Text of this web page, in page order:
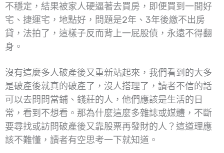
不穩定，結果被家人硬逼著去買房，即便買到一間好
宅、捷運宅，地點好，問題是2年、3年後繳不出房
貸，法拍了，這樣子反而背上一屁股債，永遠不得翻
身。
沒有這麼多人破產後又重新站起來，我們看到的大多
是破產後就真的破產了，沒人搭理了，讀者不信的話
可以去問問當鋪、錢莊的人，他們應該是生活的日
常，看到不想看。那為什麼這麼多雜誌或媒體，不斷
要尋找或訪問破產後又靠股票再發財的人？這道理應
該不難懂，讀者有空思考一下就知道。